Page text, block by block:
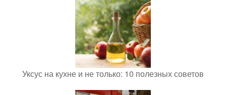
Уксус на кухне и не только: 10 полезных советов